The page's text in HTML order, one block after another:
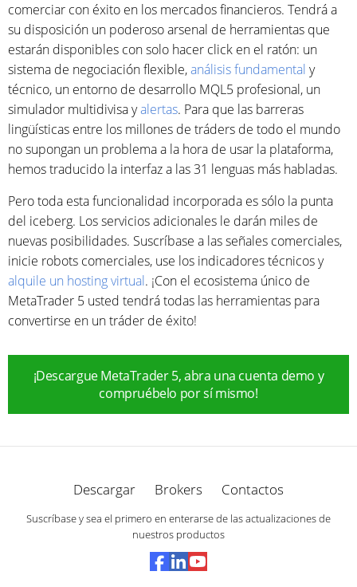
comerciar con éxito en los mercados financieros. Tendrá a
su disposición un poderoso arsenal de herramientas que
estarán disponibles con solo hacer click en el ratón: un
sistema de negociación flexible,análisis fundamental y
técnico, un entorno de desarrollo MQL5 profesional, un
simulador multidivisa yalertas. Para que las barreras
lingüísticas entre los millones de tráders de todo el mundo
no supongan un problema a la hora de usar la plataforma,
hemos traducido la interfaz a las 31 lenguas más habladas.
Pero toda esta funcionalidad incorporada es sólo la punta
del iceberg. Los servicios adicionales le darán miles de
nuevas posibilidades. Suscríbase a las señales comerciales,
inicie robots comerciales, use los indicadores técnicos y
alquile un hosting virtual. ¡Con el ecosistema único de
MetaTrader 5 usted tendrá todas las herramientas para
convertirse en un tráder de éxito!
¡Descargue MetaTrader 5, abra una cuenta demo y
compruébelo por sí mismo!
Descargar Brokers Contactos
Suscríbase y sea el primero en enterarse de las actualizaciones de
nuestros productos